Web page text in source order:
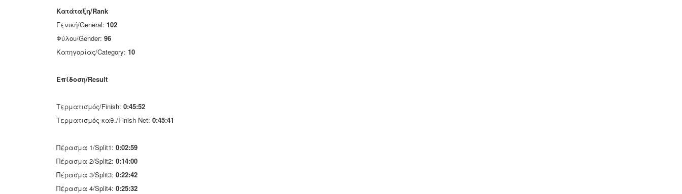
Κατάταξη/Rank
Γενική/General:102
Φύλου/Gender: 96
Κατηγορίας/Category:10
Επίδοση/Result
Τερματισμός/Finish:0:45:52
Τερματισμός καθ./Finish Net: 0:45:41
Πέρασμα 1/Split1:0:02:59
Πέρασμα 2/Split2:0:14:00
Πέρασμα 3/Split3:0:22:42
Πέρασμα 4/Split4:0:25:32